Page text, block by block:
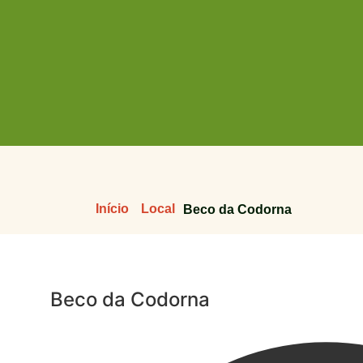
Início Local Beco da Codorna
Beco da Codorna